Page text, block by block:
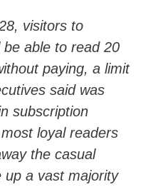
visitors to
be able to read 20
paying, a limit
said was
subscription
loyal readers
the casual
up a vast majority